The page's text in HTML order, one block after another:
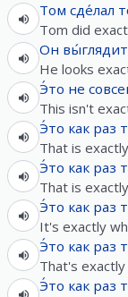
Том сде́лал
Tom did
Он вы́глядит
He looks
Э́то не
This isn't
Э́то как раз
That is
Э́то как раз
That is
Э́то как раз
It's exactly
Э́то как раз
That's
Э́то как раз